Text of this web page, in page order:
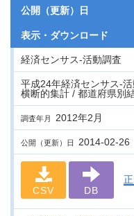
公開（更新）日
表示・ ダウンロード
経済センサス‐活動調査
平成24年経済センサス‐
横断的集計 / 都道府県別
調査年月 2012年2月
公開（更新）日 2014-02-26
CSV DB